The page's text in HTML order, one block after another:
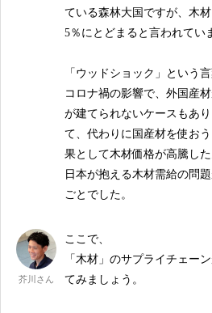
ている森林大国ですが、木
5％にとどまると言われてい
「ウッドショック」という
コロナ禍の影響で、外国産
が建てられないケースもあ
て、代わりに国産材を使お
果として木材価格が高騰した
日本が抱える木材需給の問
ごとでした。
芥川さん
ここで、
「木材」のサプライチェー
てみましょう。